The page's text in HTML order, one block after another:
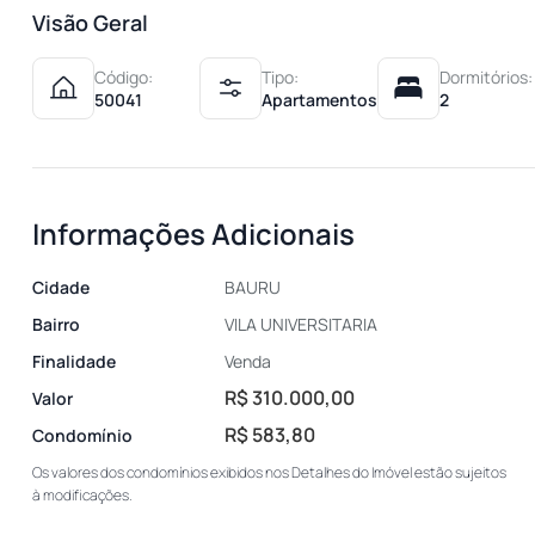
Visão Geral
Código:
50041
Tipo:
Apartamentos
Dormitórios:
2
Informações Adicionais
Cidade
BAURU
Bairro
VILA UNIVERSITARIA
Finalidade
Venda
Valor
R$ 310.000,00
Condomínio R$ 583,80
Os valores dos condomínios exibidos nos Detalhes do Imóvel estão sujeitos
à modificações.